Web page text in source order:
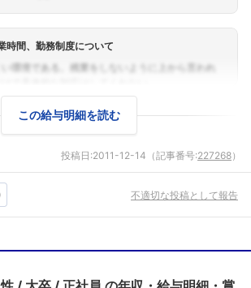
時間、勤務制度について
この給与明細を読む
投稿日:2011-12-14 （記事番号:227268）
不適切な投稿として報告